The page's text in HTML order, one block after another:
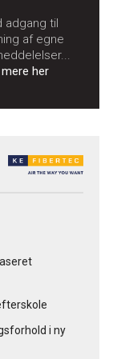
adgang til
af egne
her
i ny